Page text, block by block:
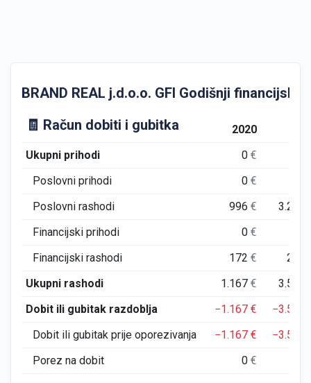
BRAND REAL j.d.o.o. GFI Godišnji financijski
🧾 Račun dobiti i gubitka
2020
Ukupni prihodi
0€
Poslovni prihodi
0€
Poslovni rashodi
996€ 3.262
Financijski prihodi
0€
Financijski rashodi
172€ 265
Ukupni rashodi
1.167€ 3.526
Dobit ili gubitak razdoblja
−1.167€ −3.526
Dobit ili gubitak prije oporezivanja
−1.167€ −3.526
Porez na dobit
0€